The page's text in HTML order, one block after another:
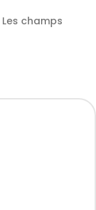
Les champs